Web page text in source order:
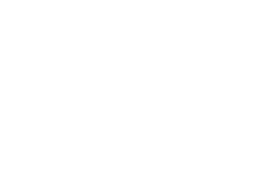
のオムロン制御機器販売店・
当社および当社の共同利用者
で利用することをご了承くだ
を当該第三者に通知します。